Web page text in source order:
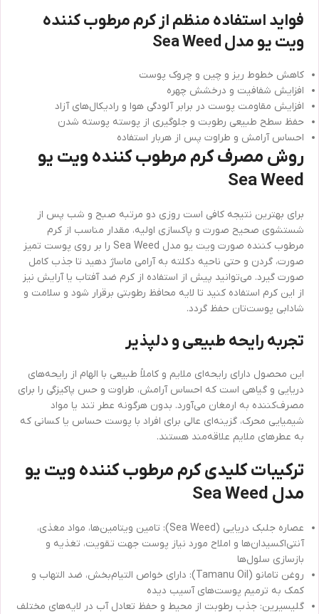
فواید استفاده منظم از کرم مرطوب کننده
ویت یو مدل Sea Weed
کاهش خطوط ریز و چین‌ و چروک پوست
افزایش شفافیت و درخشش چهره
افزایش مقاومت پوست در برابر آلودگی هوا و رادیکال‌های آزاد
حفظ سطح طبیعی رطوبت و جلوگیری از پوسته پوسته شدن
احساس آرامش و طراوت پس از هربار استفاده
روش مصرف کرم مرطوب کننده ویت یو
Sea Weed
برای بهترین نتیجه کافی است روزی دو مرتبه صبح و شب پس از
شستشوی صحیح صورت و پاکسازی اولیه، مقدار مناسب از کرم
مرطوب کننده صورت ویت یو مدل Sea Weed را بر روی پوست تمیز
صورت، گردن و حتی ناحیه دکلته به آرامی ماساژ دهید تا جذب کامل
صورت گیرد. می‌توانید پیش از استفاده از کرم ضد آفتاب یا آرایش نیز
از این کرم استفاده کنید تا لایه محافظ رطوبتی برقرار شود و سلامت و
شادابی پوست‌تان حفظ گردد.
تجربه رایحه طبیعی و دلپذیر
این محصول دارای رایحه‌ای ملایم و کاملاً طبیعی با الهام از رایحه‌های
دریایی و گیاهی است که احساس آرامش، طراوت و حس پاکیزگی را برای
مصرف‌کننده به ارمغان می‌آورد. بدون هرگونه عطر تند یا مواد
شیمیایی محرک، گزینه‌ای عالی برای افراد با پوست حساس یا کسانی که
به عطرهای ملایم علاقه‌مند هستند.
ترکیبات کلیدی کرم مرطوب کننده ویت یو
مدل Sea Weed
عصاره جلبک دریایی (Sea Weed): تامین ویتامین‌ها، مواد مغذی،
آنتی‌اکسیدان‌ها و املاح مورد نیاز پوست جهت تقویت، تغذیه و
بازسازی سلول‌ها
روغن تامانو (Tamanu Oil): دارای خواص التیام‌بخش، ضد التهاب و
کمک به ترمیم پوست‌های آسیب دیده
گلیسیرین: جذب رطوبت از محیط و حفظ تعادل آب در لایه‌های مختلف